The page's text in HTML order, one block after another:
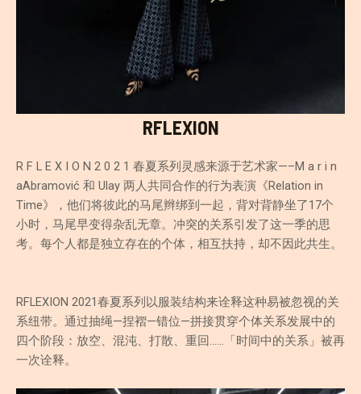
RFLEXION
R F L E X I O N 2 0 2 1 春夏系列灵感来源于艺术家—–M a r i n
aAbramović 和 Ulay 两人共同合作的行为表演《Relation in
Time》，他们将彼此的马尾辫绑到一起，背对背静坐了17个
小时，马尾早变得杂乱无章。冲突的关系引发了这一季的思
考。每个人都是独立存在的个体，相互扶持，却不因此共生。
RFLEXION 2021春夏系列以服装结构来诠释这种易被忽视的关
系纽带。通过抽绳—捏褶—错位—拼接贯穿个体关系发展中的
四个阶段：放空、混沌、打散、重回……「时间中的关系」被再
一次诠释。